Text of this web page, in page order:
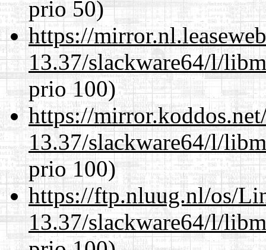
prio 50)
https://
13.37/slackware64/l/
prio 100)
https://
13.37/slackware64/l/
prio 100)
https://ftp.nluug.nl/os/
13.37/slackware64/l/